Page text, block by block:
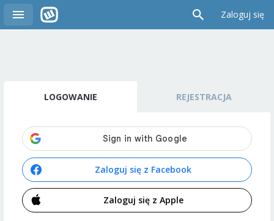
Zaloguj się
LOGOWANIE REJESTRACJA
Zaloguj się z Facebook
Zaloguj się z Apple